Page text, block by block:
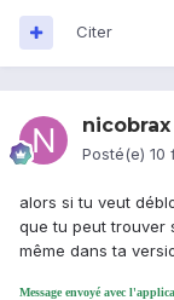
Citer
nicobrax
Posté(e) 10
alors si tu veut
que tu peut trouver
même dans ta
Message envoyé avec